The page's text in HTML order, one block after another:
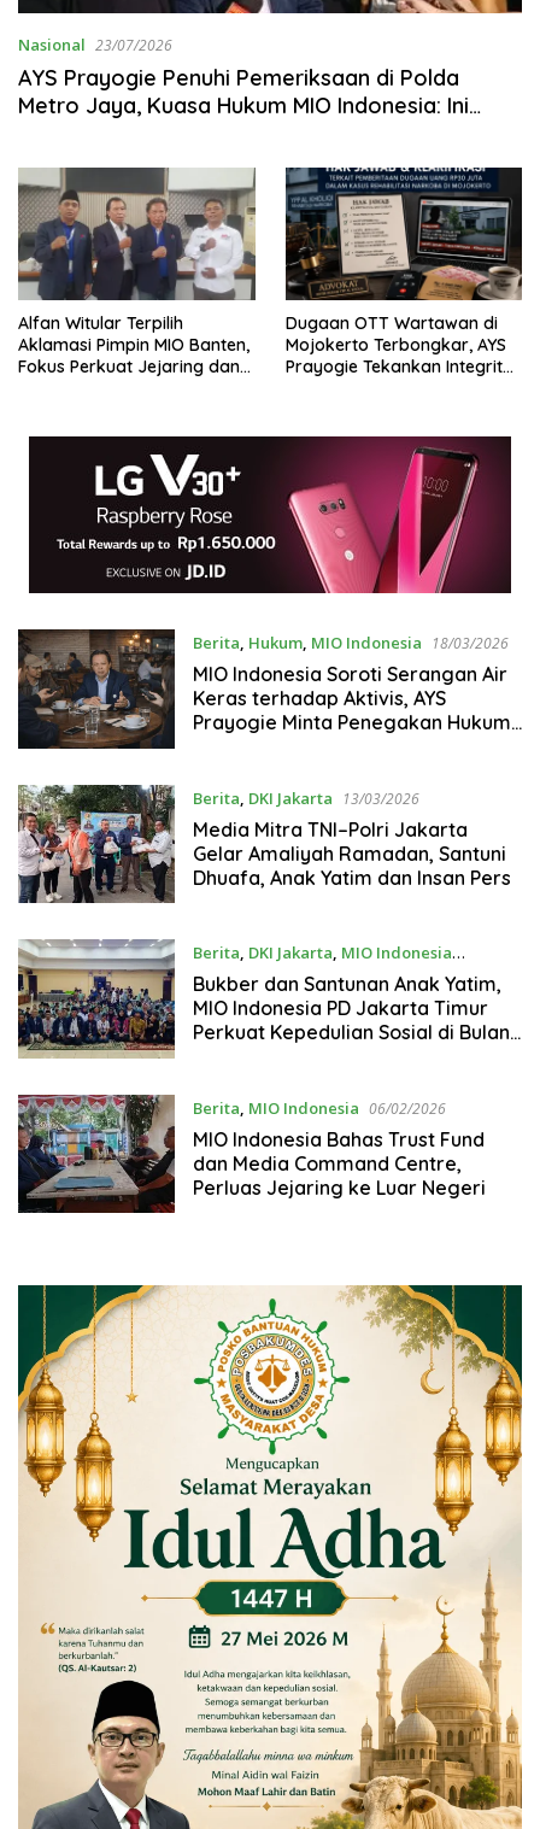
Nasional 23/07/2026
AYS Prayogie Penuhi Pemeriksaan di Polda
Metro Jaya, Kuasa Hukum MIO Indonesia: Ini
Wartawan
Alfan Witular Terpilih
Aklamasi Pimpin MIO Banten,
Fokus Perkuat Jejaring dan
Dugaan OTT Wartawan di
Mojokerto Terbongkar, AYS
Prayogie Tekankan Integritas
Berita, Hukum, MIO Indonesia 18/03/2026
MIO Indonesia Soroti Serangan Air
Keras terhadap Aktivis, AYS
Prayogie Minta Penegakan Hukum
Berita, DKI Jakarta 13/03/2026
Media Mitra TNI–Polri Jakarta
Gelar Amaliyah Ramadan, Santuni
Dhuafa, Anak Yatim dan Insan Pers
Berita, DKI Jakarta, MIO Indonesia
12/03/2026
Bukber dan Santunan Anak Yatim,
MIO Indonesia PD Jakarta Timur
Perkuat Kepedulian Sosial di Bulan
Berita MIO Indonesia 06/02/2026
MIO Indonesia Bahas Trust Fund
dan Media Command Centre,
Perluas Jejaring ke Luar Negeri